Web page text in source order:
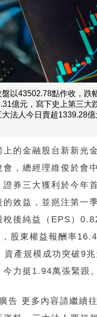
盤以43502.78點作收，跌
億元，寫下史上第三大
法人今日賣超1339.28億
上的金融股台新新光
會，總經理維俊於會
證券三大獲利於今年
的效益，並挹注第一
稅後純益（EPS）
股東權益報酬率
資產規模成功突破9
力挺1.94萬張緊跟。
廣告 更多內容請繼續